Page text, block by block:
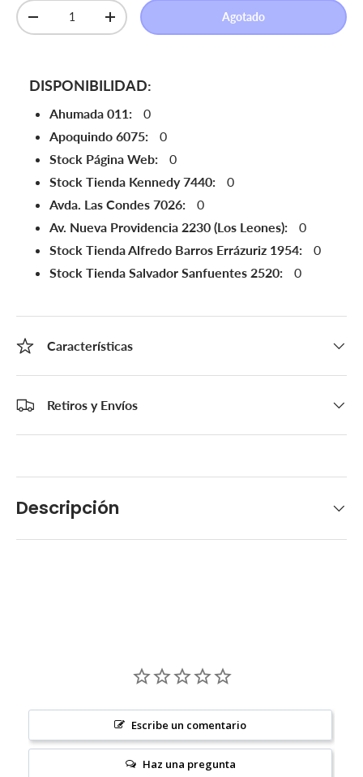
Cant.
Disminuir cantidadAumentar la cantidad Agotado
DISPONIBILIDAD:
Ahumada 011:
0
Apoquindo 6075:
0
Stock Página Web:
0
Stock Tienda Kennedy 7440:
0
Avda. Las Condes 7026:
0
Av. Nueva Providencia 2230 (Los Leones):
0
Stock Tienda Alfredo Barros Errázuriz 1954:
0
Stock Tienda Salvador Sanfuentes 2520:
0
Características
Retiros y Envíos
Descripción
Escribe un comentario
Haz una pregunta